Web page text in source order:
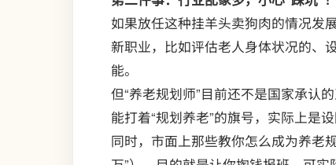
如果放任这种挂羊头卖狗肉的情况发
新职业，比如评估老人身体状况的、
能。
但“养老规划师”目前还不是国家承认
能打着“规划养老”的旗号，实际上是
同时，市面上那些教你怎么成为养老